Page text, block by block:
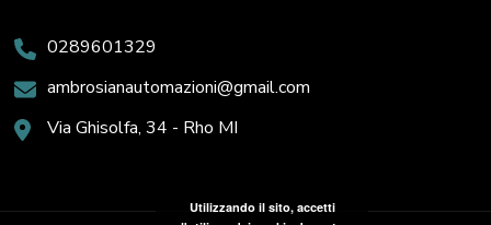
0289601329
ambrosianautomazioni@gmail.com
Via Ghisolfa, 34 - Rho MI
Utilizzando il sito, accetti